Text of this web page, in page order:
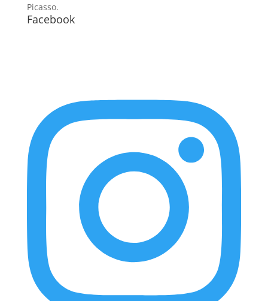
Picasso.
Facebook